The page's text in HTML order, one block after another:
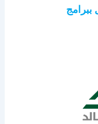
ببرامج